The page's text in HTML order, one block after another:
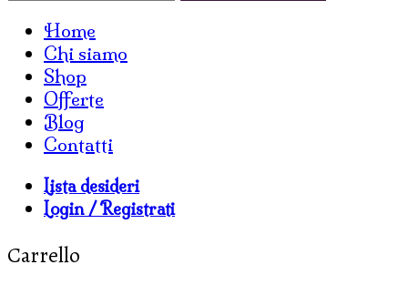
Home
Chi siamo
Shop
Offerte
Blog
Contatti
Lista desideri
Login / Registrati
Carrello